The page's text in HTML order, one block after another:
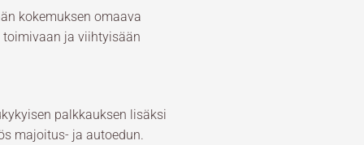
kokemuksen omaava
toimivaan ja viihtyisään
palkkauksen lisäksi
majoitus- ja autoedun.